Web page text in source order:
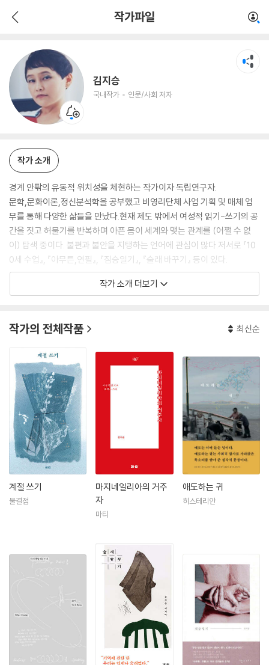
작가파일
김지승
국내작가 인문/사회 저자
인문/사회 저자
작가 소개
경계 안팎의 유동적 위치성을 체현하는 작가이자 독립연구자.
문학,문화이론,정신분석학을 공부했고 비영리단체 사업 기획 및 매체 업
무를 통해 다양한 삶들을 만났다.현재 제도 밖에서 여성적 읽기-쓰기의 공
간을 짓고 허물기를 반복하며 아픈 몸이 세계와 맺는 관계를 (어쩔 수 없
이) 탐색 중이다. 불편과 불안을 지탱하는 언어에 관심이 많다.저서로 『10
0세 수업』, 『아무튼,연필』, 『짐승일기』, 『술래 바꾸기』 등이 있다.
작가 소개 더보기
작가의 전체작품 최신순
계절 쓰기
물결점
마지네일리아의 거주
자
마티
애도하는 귀
히스테리안